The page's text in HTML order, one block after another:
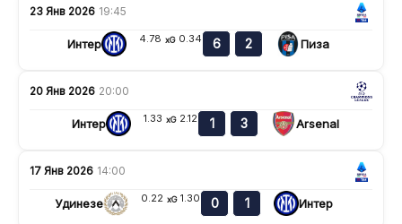
23 Янв 2026 19:45
Интер 4.78 xG 0.34 6 2 Пиза
20 Янв 2026 20:00
Интер 1.33 xG 2.12 1 3 Arsenal
17 Янв 2026 14:00
Удинезе 0.22 xG 1.30 0 1 Интер